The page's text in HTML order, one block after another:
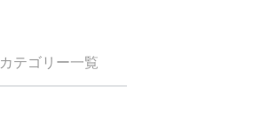
カテゴリー一覧